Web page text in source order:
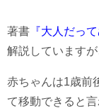
著書 『大人だっ
解説していますが
赤ちゃんは1歳前
て移動できると言